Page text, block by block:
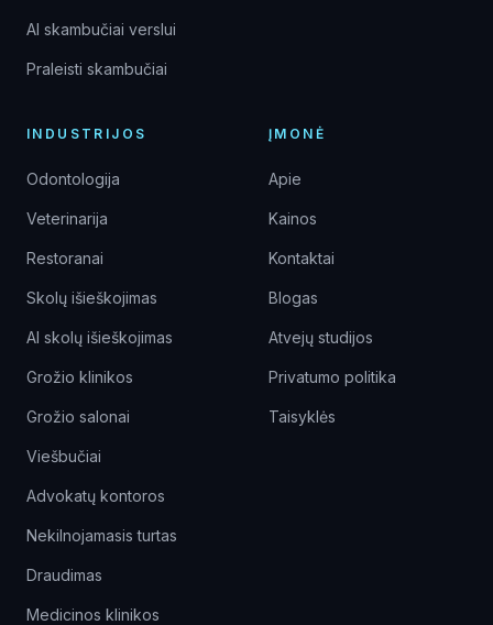
AI skambučiai verslui
Praleisti skambučiai
INDUSTRIJOS
Odontologija
Veterinarija
Restoranai
Skolų išieškojimas
AI skolų išieškojimas
Grožio klinikos
Grožio salonai
Viešbučiai
Advokatų kontoros
Nekilnojamasis turtas
Draudimas
Medicinos klinikos
ĮMONĖ
Apie
Kainos
Kontaktai
Blogas
Atvejų studijos
Privatumo politika
Taisyklės